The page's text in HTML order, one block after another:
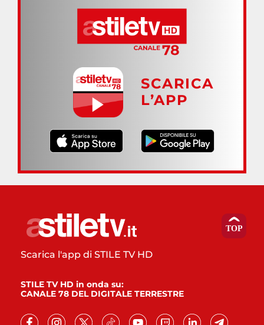
SCARICA
L’APP
Scarica l'app di STILE TV HD
STILE TV HD in onda su:
CANALE 78 DEL DIGITALE TERRESTRE